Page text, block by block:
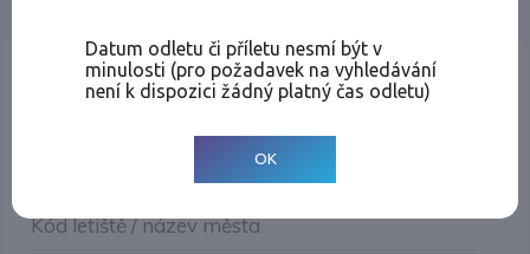
Místo odletu
Kód letiště / název města
Datum odletu či příletu nesmí být v
minulosti (pro požadavek na vyhledávání
není k dispozici žádný platný čas odletu)
OK